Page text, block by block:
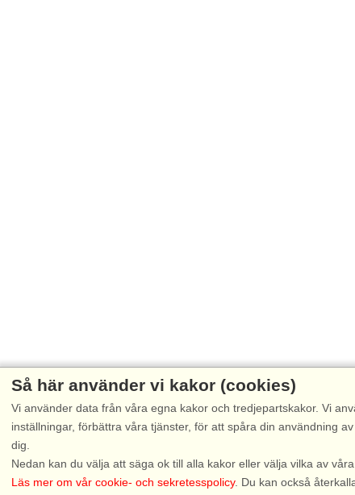
Så här använder vi kakor (cookies)
Vi använder data från våra egna kakor och tredjepartskakor. Vi
inställningar, förbättra våra tjänster, för att spåra din användning
dig.
Nedan kan du välja att säga ok till alla kakor eller välja vilka av
Läs mer om vår cookie- och sekretesspolicy. Du kan också